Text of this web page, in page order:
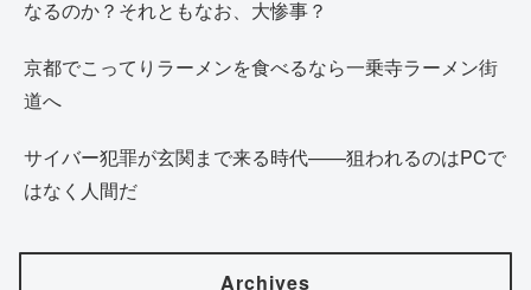
なるのか？それともなお、大惨事？
京都でこってりラーメンを食べるなら一乗寺ラーメン街
道へ
サイバー犯罪が玄関まで来る時代——狙われるのはPCで
はなく人間だ
Archives